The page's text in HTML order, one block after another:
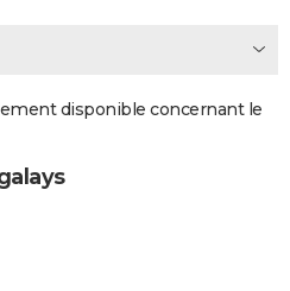
disponible concernant le